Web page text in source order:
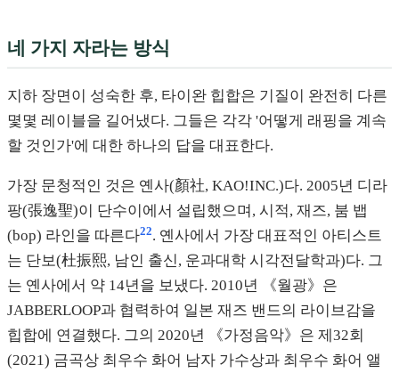
네 가지 자라는 방식
지하 장면이 성숙한 후, 타이완 힙합은 기질이 완전히 다른
몇몇 레이블을 길어냈다. 그들은 각각 '어떻게 래핑을 계속
할 것인가'에 대한 하나의 답을 대표한다.
가장 문청적인 것은 옌사(顏社, KAO!INC.)다. 2005년 디라
팡(張逸聖)이 단수이에서 설립했으며, 시적, 재즈, 붐 뱁
(bop) 라인을 따른다22. 옌사에서 가장 대표적인 아티스트
는 단보(杜振熙, 남인 출신, 운과대학 시각전달학과)다. 그
는 옌사에서 약 14년을 보냈다. 2010년 《월광》은
JABBERLOOP과 협력하여 일본 재즈 밴드의 라이브감을
힙합에 연결했다. 그의 2020년 《가정음악》은 제32회
(2021) 금곡상 최우수 화어 남자 가수상과 최우수 화어 앨